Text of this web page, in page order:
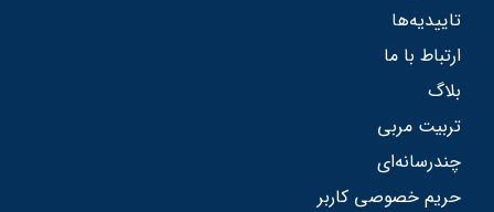
تاییدیه‌ها
ارتباط با ما
بلاگ
تربیت مربی
چندرسانه‌ای
حریم خصوصی کاربر